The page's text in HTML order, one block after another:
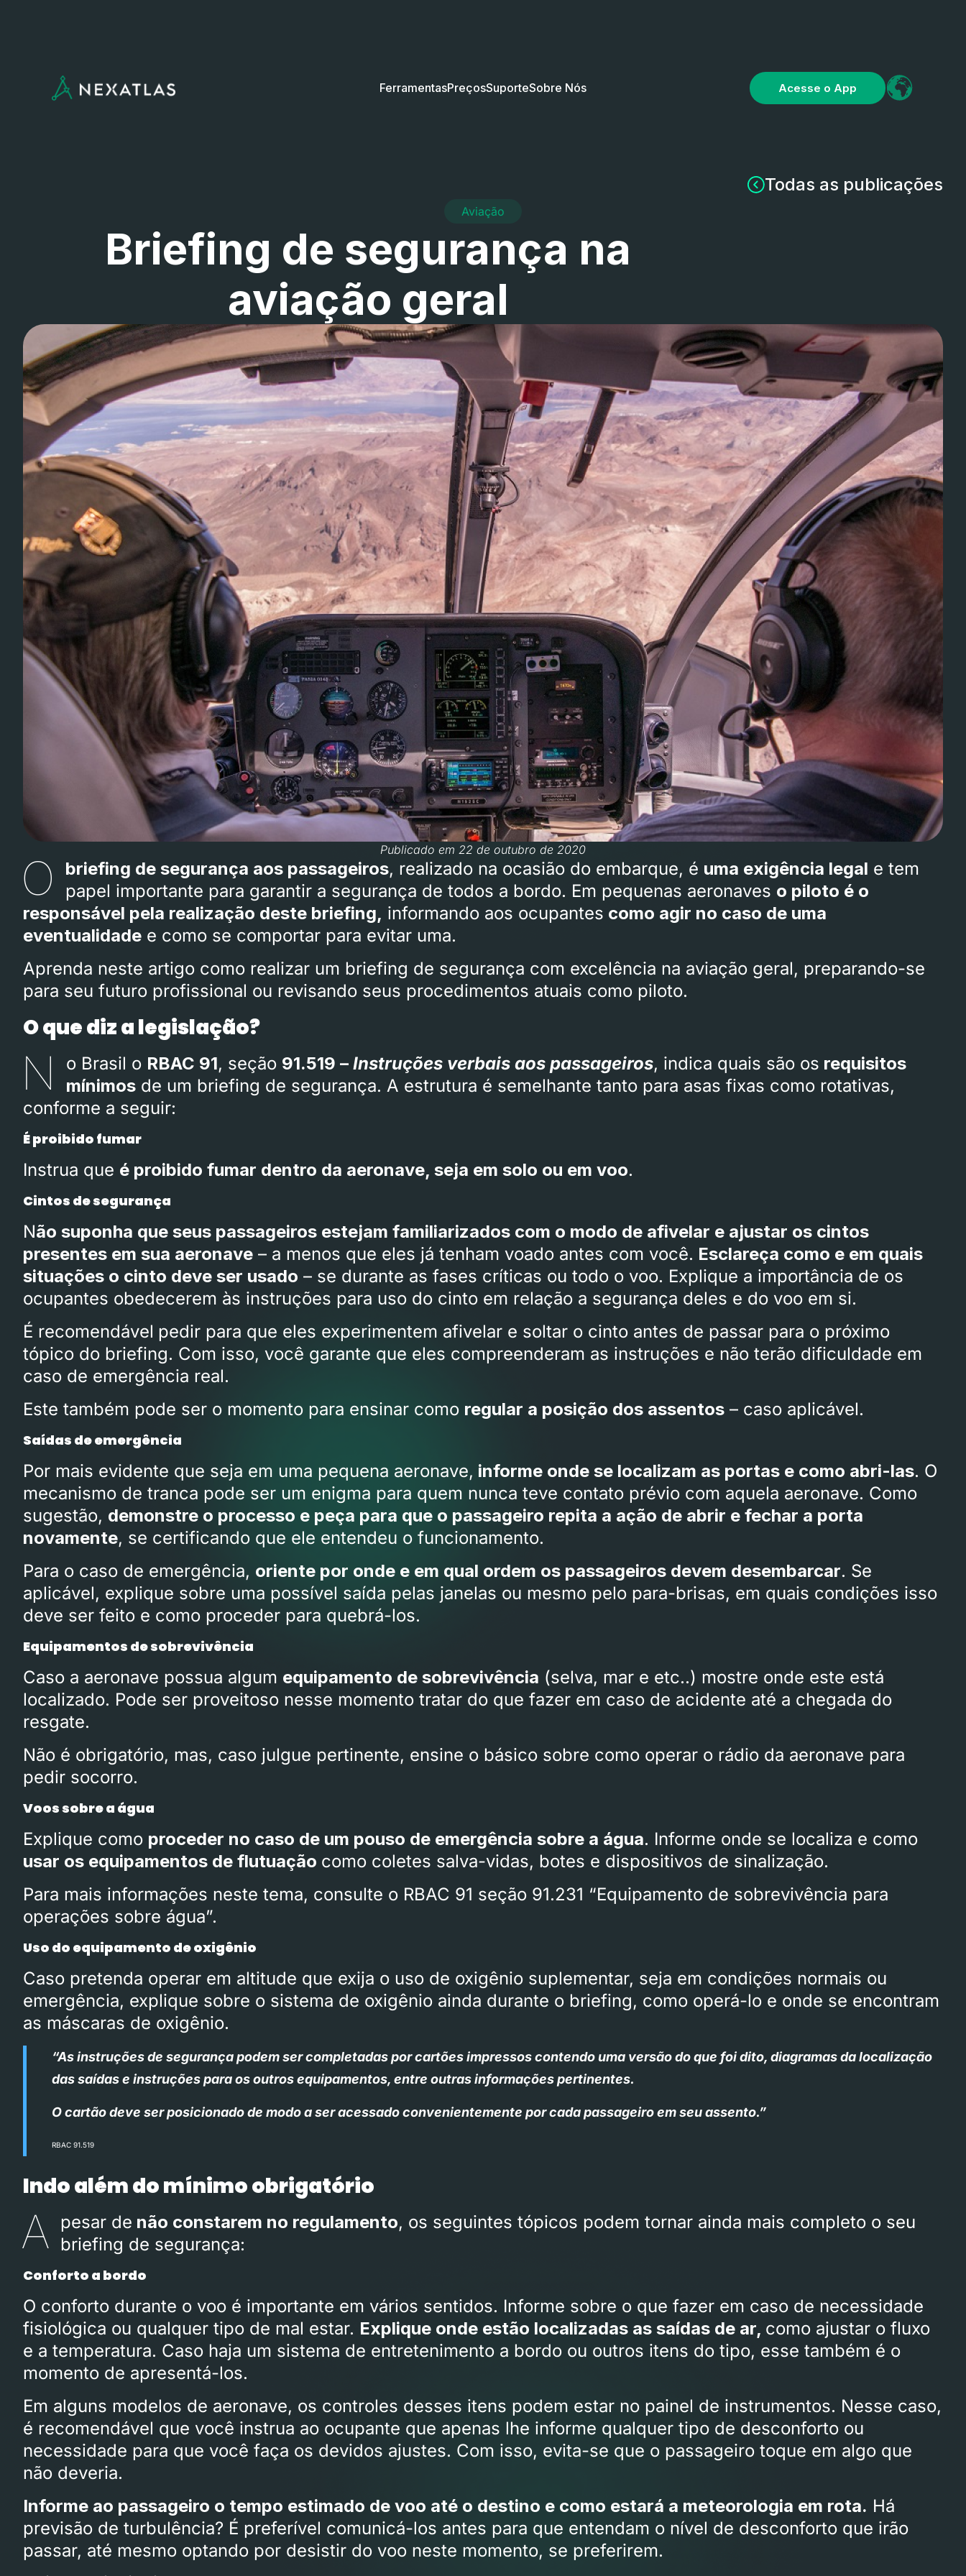
FerramentasPreçosSuporteSobre Nós Acesse o App
Todas as publicações
Aviação
Briefing de segurança na
aviação geral
Publicado em 22 de outubro de 2020
O briefing de segurança aos passageiros, realizado na ocasião do embarque, é uma exigência legal e tem
papel importante para garantir a segurança de todos a bordo. Em pequenas aeronaves o piloto é o
responsável pela realização deste briefing, informando aos ocupantes como agir no caso de uma
eventualidade e como se comportar para evitar uma.
Aprenda neste artigo como realizar um briefing de segurança com excelência na aviação geral, preparando-se
para seu futuro profissional ou revisando seus procedimentos atuais como piloto.
O que diz a legislação?
N o Brasil o RBAC 91, seção 91.519 – Instruções verbais aos passageiros, indica quais são os requisitos
mínimos de um briefing de segurança. A estrutura é semelhante tanto para asas fixas como rotativas,
conforme a seguir:
É proibido fumar
Instrua que é proibido fumar dentro da aeronave, seja em solo ou em voo.
Cintos de segurança
Não suponha que seus passageiros estejam familiarizados com o modo de afivelar e ajustar os cintos
presentes em sua aeronave – a menos que eles já tenham voado antes com você. Esclareça como e em quais
situações o cinto deve ser usado – se durante as fases críticas ou todo o voo. Explique a importância de os
ocupantes obedecerem às instruções para uso do cinto em relação a segurança deles e do voo em si.
É recomendável pedir para que eles experimentem afivelar e soltar o cinto antes de passar para o próximo
tópico do briefing. Com isso, você garante que eles compreenderam as instruções e não terão dificuldade em
caso de emergência real.
Este também pode ser o momento para ensinar como regular a posição dos assentos – caso aplicável.
Saídas de emergência
Por mais evidente que seja em uma pequena aeronave, informe onde se localizam as portas e como abri-las. O
mecanismo de tranca pode ser um enigma para quem nunca teve contato prévio com aquela aeronave. Como
sugestão, demonstre o processo e peça para que o passageiro repita a ação de abrir e fechar a porta
novamente, se certificando que ele entendeu o funcionamento.
Para o caso de emergência, oriente por onde e em qual ordem os passageiros devem desembarcar. Se
aplicável, explique sobre uma possível saída pelas janelas ou mesmo pelo para-brisas, em quais condições isso
deve ser feito e como proceder para quebrá-los.
Equipamentos de sobrevivência
Caso a aeronave possua algum equipamento de sobrevivência (selva, mar e etc..) mostre onde este está
localizado. Pode ser proveitoso nesse momento tratar do que fazer em caso de acidente até a chegada do
resgate.
Não é obrigatório, mas, caso julgue pertinente, ensine o básico sobre como operar o rádio da aeronave para
pedir socorro.
Voos sobre a água
Explique como proceder no caso de um pouso de emergência sobre a água. Informe onde se localiza e como
usar os equipamentos de flutuação como coletes salva-vidas, botes e dispositivos de sinalização.
Para mais informações neste tema, consulte o RBAC 91 seção 91.231 “Equipamento de sobrevivência para
operações sobre água”.
Uso do equipamento de oxigênio
Caso pretenda operar em altitude que exija o uso de oxigênio suplementar, seja em condições normais ou
emergência, explique sobre o sistema de oxigênio ainda durante o briefing, como operá-lo e onde se encontram
as máscaras de oxigênio.
“As instruções de segurança podem ser completadas por cartões impressos contendo uma versão do que foi dito, diagramas da localização
das saídas e instruções para os outros equipamentos, entre outras informações pertinentes.
O cartão deve ser posicionado de modo a ser acessado convenientemente por cada passageiro em seu assento.”
RBAC 91.519
Indo além do mínimo obrigatório
A pesar de não constarem no regulamento, os seguintes tópicos podem tornar ainda mais completo o seu
briefing de segurança:
Conforto a bordo
O conforto durante o voo é importante em vários sentidos. Informe sobre o que fazer em caso de necessidade
fisiológica ou qualquer tipo de mal estar. Explique onde estão localizadas as saídas de ar, como ajustar o fluxo
e a temperatura. Caso haja um sistema de entretenimento a bordo ou outros itens do tipo, esse também é o
momento de apresentá-los.
Em alguns modelos de aeronave, os controles desses itens podem estar no painel de instrumentos. Nesse caso,
é recomendável que você instrua ao ocupante que apenas lhe informe qualquer tipo de desconforto ou
necessidade para que você faça os devidos ajustes. Com isso, evita-se que o passageiro toque em algo que
não deveria.
Informe ao passageiro o tempo estimado de voo até o destino e como estará a meteorologia em rota. Há
previsão de turbulência? É preferível comunicá-los antes para que entendam o nível de desconforto que irão
passar, até mesmo optando por desistir do voo neste momento, se preferirem.